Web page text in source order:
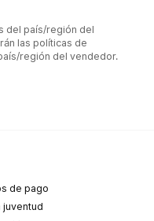
del país/región del
las políticas de
región del vendedor.
de pago
juventud